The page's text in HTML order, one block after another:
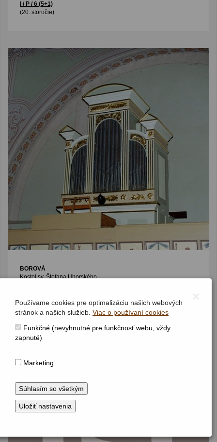
I / P / 6 (5+1)
(20. storočie)
BOROVÁ
Kostol sv. Štefana Uhorského
(70. r. 19. stor.)
Používame cookies pre optimalizáciu našich webových
stránok a našich služieb. Viac o používaní cookies
Funkčné (nevyhnutné pre funkčnosť webu, vždy
zapnuté)
Marketing